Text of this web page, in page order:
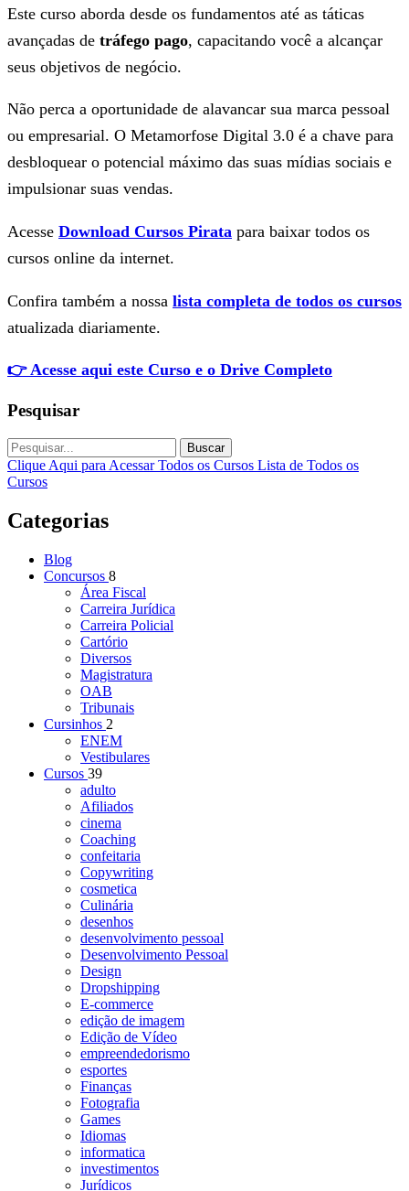
Este curso aborda desde os fundamentos até as táticas
avançadas de tráfego pago, capacitando você a alcançar
seus objetivos de negócio.
Não perca a oportunidade de alavancar sua marca pessoal
ou empresarial. O Metamorfose Digital 3.0 é a chave para
desbloquear o potencial máximo das suas mídias sociais e
impulsionar suas vendas.
Acesse Download Cursos Pirata para baixar todos os
cursos online da internet.
Confira também a nossa lista completa de todos os cursos
atualizada diariamente.
👉 Acesse aqui este Curso e o Drive Completo
Pesquisar
Buscar
Clique Aqui para Acessar Todos os Cursos Lista de Todos os
Cursos
Categorias
Blog
Concursos 8
Área Fiscal
Carreira Jurídica
Carreira Policial
Cartório
Diversos
Magistratura
OAB
Tribunais
Cursinhos 2
ENEM
Vestibulares
Cursos 39
adulto
Afiliados
cinema
Coaching
confeitaria
Copywriting
cosmetica
Culinária
desenhos
desenvolvimento pessoal
Desenvolvimento Pessoal
Design
Dropshipping
E-commerce
edição de imagem
Edição de Vídeo
empreendedorismo
esportes
Finanças
Fotografia
Games
Idiomas
informatica
investimentos
Jurídicos